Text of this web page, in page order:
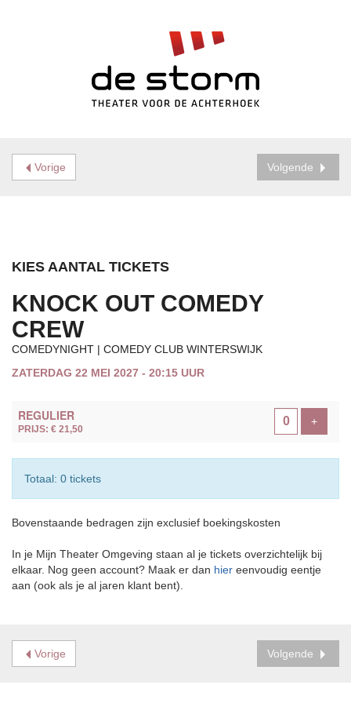
Vorige Volgende
KIES AANTAL TICKETS
KNOCK OUT COMEDY
CREW
COMEDYNIGHT | COMEDY CLUB WINTERSWIJK
ZATERDAG 22 MEI 2027 - 20:15 UUR
REGULIER
PRIJS: € 21,50
+Voeg
Totaal: 0 tickets
Bovenstaande bedragen zijn exclusief boekingskosten
In je Mijn Theater Omgeving staan al je tickets overzichtelijk bij
elkaar. Nog geen account? Maak er dan hier eenvoudig eentje
aan (ook als je al jaren klant bent).
Vorige Volgende